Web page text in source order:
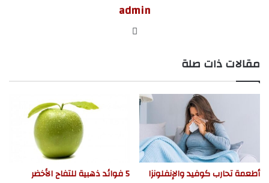
admin
مقالات ذات صلة
أطعمة تحارب كوفيد والإنفلونزا 5 فوائد ذهبية للتفاح الأخضر